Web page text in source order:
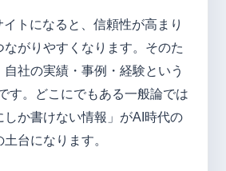
トになると、信頼性が高まり
ながりやすくなります。そのた
社の実績・事例・経験という
す。どこにでもある一般論では
しか書けない情報」がAI時代の
台になります。